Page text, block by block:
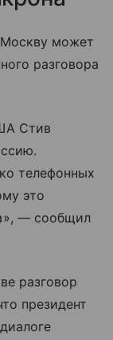
Москву может
разговора
Стив
телефонных
это
— сообщил
разговор
президент